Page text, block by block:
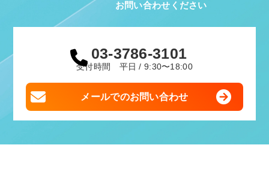
お問い合わせください
03-3786-3101
受付時間 平日 / 9:30〜18:00
メールでのお問い合わせ